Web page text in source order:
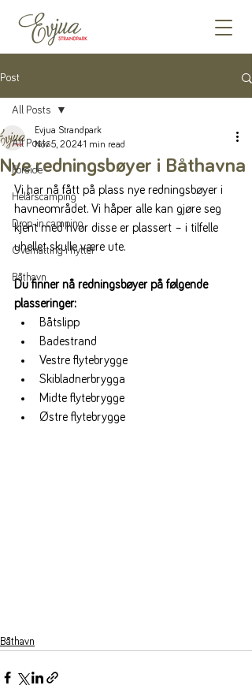
Post
All Posts
Forside
Helårscamping
Drop-in camping
Overnatting i hytter
Båthavn
All Posts
Nye redningsbøyer i Båthavna
Evjua Strandpark
Nov 5, 20241 min read
Vi har nå fått på plass nye redningsbøyer i
havneområdet. Vi håper alle kan gjøre seg
kjent med hvor disse er plassert – i tilfelle
uhellet skulle være ute.
Du finner nå redningsbøyer på følgende
plasseringer:
Båtslipp
Badestrand
Vestre flytebrygge
Skibladnerbrygga
Midte flytebrygge
Østre flytebrygge
Båthavn